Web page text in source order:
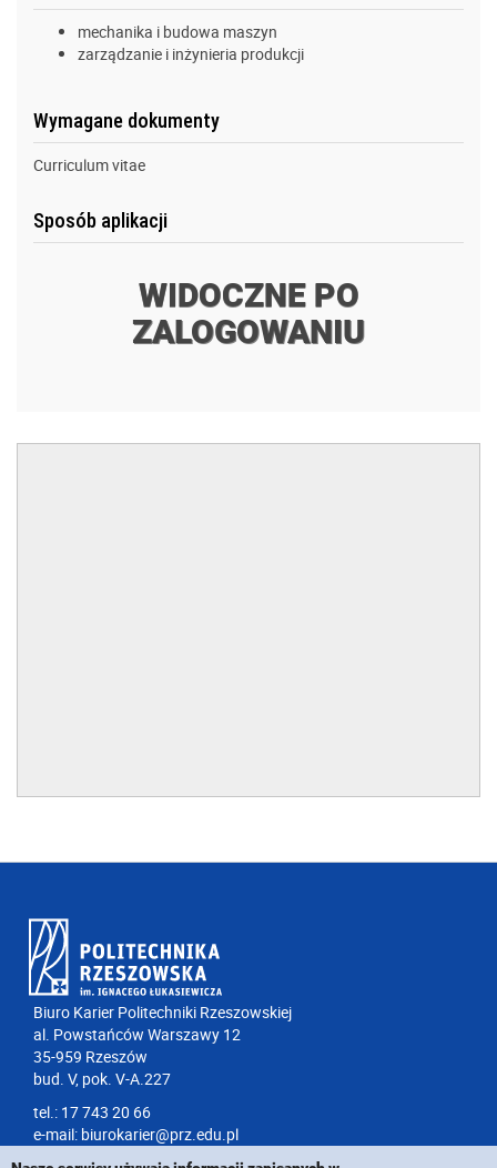
mechanika i budowa maszyn
zarządzanie i inżynieria produkcji
Wymagane dokumenty
Curriculum vitae
Sposób aplikacji
WIDOCZNE PO
ZALOGOWANIU
Biuro Karier Politechniki Rzeszowskiej
al. Powstańców Warszawy 12
35-959 Rzeszów
bud. V, pok. V-A.227
tel.: 17 743 20 66
e-mail: biurokarier@prz.edu.pl